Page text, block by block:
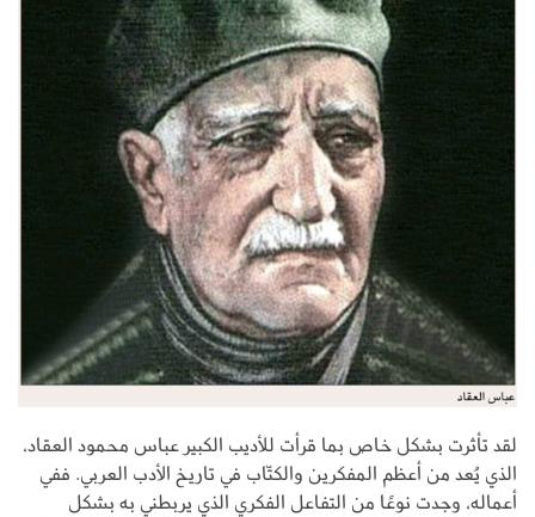
لقد تأثرت بشكل خاص بما قرأت للأديب الكبير عباس محمود العقاد،
الذي يُعد من أعظم المفكرين والكتّاب في تاريخ الأدب العربي. ففي
أعماله، وجدت نوعًا من التفاعل الفكري الذي يربطني به بشكل